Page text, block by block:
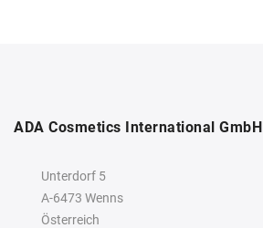
ADA Cosmetics International GmbH
Unterdorf 5
A-6473 Wenns
Österreich